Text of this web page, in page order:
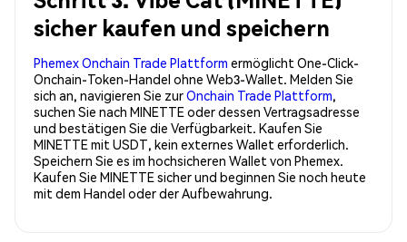
sicher kaufen und speichern
Phemex Onchain Trade Plattform ermöglicht One-Click-
Onchain-Token-Handel ohne Web3-Wallet. Melden Sie
sich an, navigieren Sie zurOnchain Trade Plattform,
suchen Sie nach MINETTE oder dessen Vertragsadresse
und bestätigen Sie die Verfügbarkeit. Kaufen Sie
MINETTE mit USDT, kein externes Wallet erforderlich.
Speichern Sie es im hochsicheren Wallet von Phemex.
Kaufen Sie MINETTE sicher und beginnen Sie noch heute
mit dem Handel oder der Aufbewahrung.